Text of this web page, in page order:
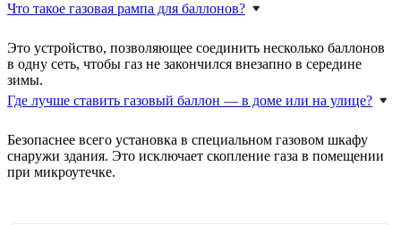
Что такое газовая рампа для баллонов?
Это устройство, позволяющее соединить несколько баллонов
в одну сеть, чтобы газ не закончился внезапно в середине
зимы.
Где лучше ставить газовый баллон — в доме или на улице?
Безопаснее всего установка в специальном газовом шкафу
снаружи здания. Это исключает скопление газа в помещении
при микроутечке.